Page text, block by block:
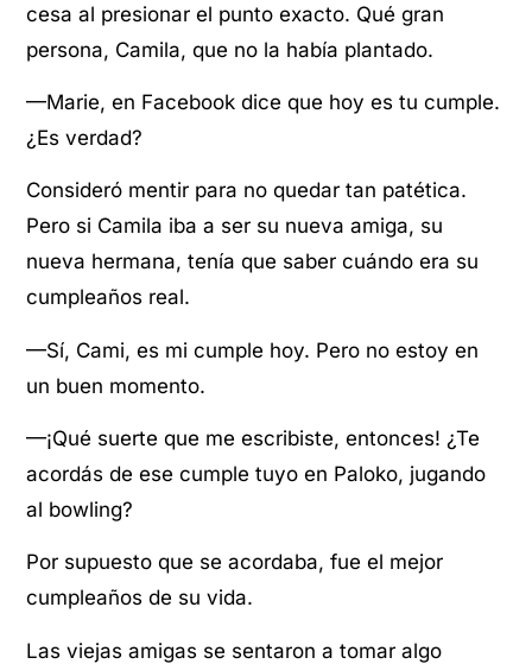
cesa al presionar el punto exacto. Qué gran
persona, Camila, que no la había plantado.
—Marie, en Facebook dice que hoy es tu cumple.
¿Es verdad?
Consideró mentir para no quedar tan patética.
Pero si Camila iba a ser su nueva amiga, su
nueva hermana, tenía que saber cuándo era su
cumpleaños real.
—Sí, Cami, es mi cumple hoy. Pero no estoy en
un buen momento.
—¡Qué suerte que me escribiste, entonces! ¿Te
acordás de ese cumple tuyo en Paloko, jugando
al bowling?
Por supuesto que se acordaba, fue el mejor
cumpleaños de su vida.
Las viejas amigas se sentaron a tomar algo